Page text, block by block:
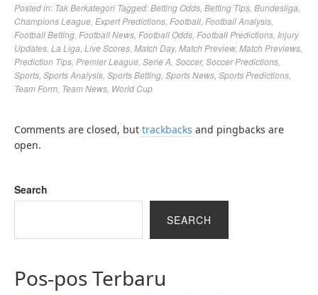
Posted in: Tak Berkategori Tagged:Betting Odds Betting Tips Bundesliga
Champions League Expert Predictions Football Football Analysis
Football Betting Football News Football Odds Football Predictions Injury
Updates La Liga Live Scores Match Day, Match Preview, Match Previews
Prediction Tips Premier League Serie A Soccer, Soccer Predictions
Sports Sports Analysis Sports Betting Sports News Sports Predictions
Team Form Team News World Cup
Comments are closed, but trackbacks and pingbacks are
open.
Search
SEARCH
Pos-pos Terbaru